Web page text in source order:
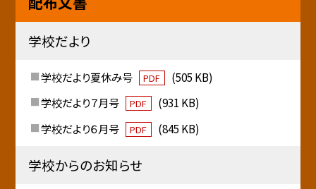
学校だより
学校だより夏休み号 PDF
(505 KB)
学校だより７月号
PDF
(931 KB)
学校だより６月号
PDF (845 KB)
学校からのお知らせ